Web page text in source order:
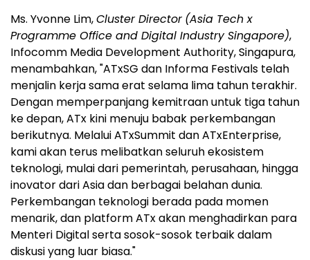
Ms. Yvonne Lim,Cluster Director (Asia Tech x
Programme Office and Digital Industry Singapore),
Infocomm Media Development Authority, Singapura,
menambahkan, "ATxSG dan Informa Festivals telah
menjalin kerja sama erat selama lima tahun terakhir.
Dengan memperpanjang kemitraan untuk tiga tahun
ke depan, ATx kini menuju babak perkembangan
berikutnya. Melalui ATxSummit dan ATxEnterprise,
kami akan terus melibatkan seluruh ekosistem
teknologi, mulai dari pemerintah, perusahaan, hingga
inovator dari Asia dan berbagai belahan dunia.
Perkembangan teknologi berada pada momen
menarik, dan platform ATx akan menghadirkan para
Menteri Digital serta sosok-sosok terbaik dalam
diskusi yang luar biasa."